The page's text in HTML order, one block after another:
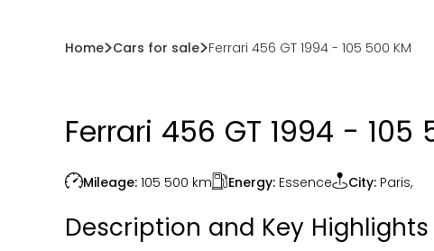
Home Cars for sale Ferrari 456 GT 1994 - 105 500 KM
Ferrari 456 GT 1994 - 105
Mileage: 105 500 km Energy: Essence City: Paris,
Description and Key